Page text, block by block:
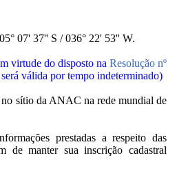
07' 37'' S / 036° 22' 53'' W.
virtude do disposto na Resolução nº
válida por tempo indeterminado)
no sítio da ANAC na rede mundial de
prestadas a respeito das
de manter sua inscrição cadastral